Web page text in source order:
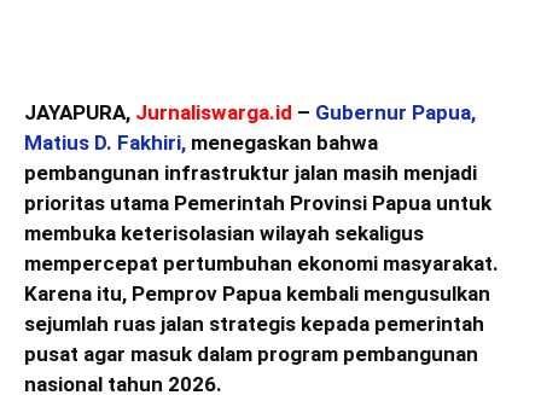
JAYAPURA, Jurnaliswarga.id – Gubernur Papua,
Matius D. Fakhiri, menegaskan bahwa
pembangunan infrastruktur jalan masih menjadi
prioritas utama Pemerintah Provinsi Papua untuk
membuka keterisolasian wilayah sekaligus
mempercepat pertumbuhan ekonomi masyarakat.
Karena itu, Pemprov Papua kembali mengusulkan
sejumlah ruas jalan strategis kepada pemerintah
pusat agar masuk dalam program pembangunan
nasional tahun 2026.